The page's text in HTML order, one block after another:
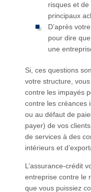
risques et
principaux
D’après
pour dire
une
Si, ces questions
votre structure,
contre les impayés
contre les créances
ou au défaut de
payer) de vos
de services à des
intérieurs et
L’assurance-crédit
entreprise contre le
que vous puissiez